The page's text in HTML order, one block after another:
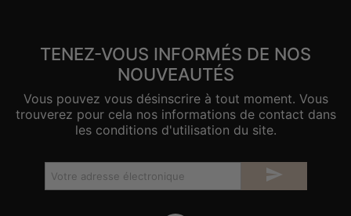
TENEZ-VOUS INFORMÉS DE NOS
NOUVEAUTÉS
Vous pouvez vous désinscrire à tout moment. Vous
trouverez pour cela nos informations de contact dans
les conditions d'utilisation du site.
